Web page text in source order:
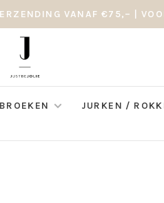
VANAF €75,– |
BROEKEN JURKEN /